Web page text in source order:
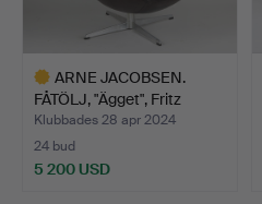
ARNE JACOBSEN.
FÅTÖLJ, "Ägget", Fritz
Hans…
Klubbades 28 apr 2024
24 bud
5 200 USD